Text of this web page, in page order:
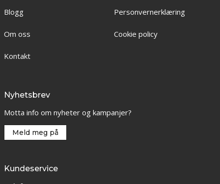
Blogg
Om oss
Kontakt
Personvernerklæring
Cookie policy
Nyhetsbrev
Motta info om nyheter og kampanjer?
Meld meg på
Kundeservice